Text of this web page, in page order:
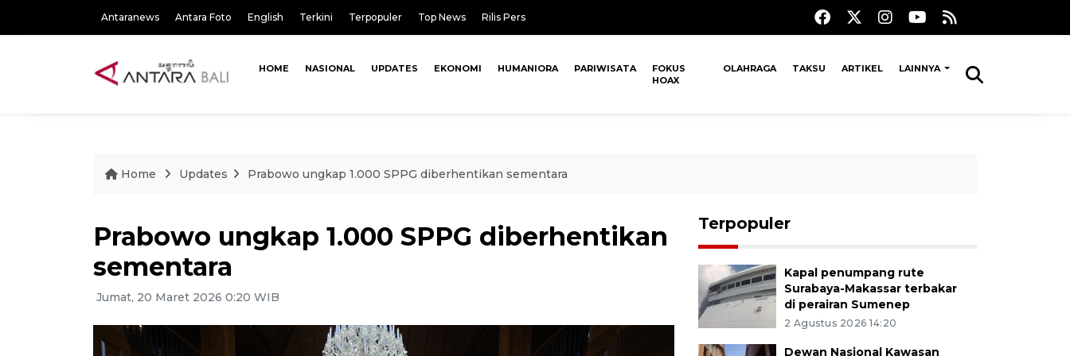
Antaranews Antara Foto English Terkini Terpopuler Top News Rilis Pers
HOME NASIONAL UPDATES EKONOMI HUMANIORA PARIWISATA
FOKUS
HOAX
OLAHRAGA TAKSU ARTIKEL LAINNYA
Home Updates Prabowo ungkap 1.000 SPPG diberhentikan sementara
Prabowo ungkap 1.000 SPPG diberhentikan
sementara
Jumat, 20 Maret 2026 0:20 WIB
Terpopuler
Kapal penumpang rute
Surabaya-Makassar terbakar
di perairan Sumenep
2 Agustus 2026 14:20
Dewan Nasional Kawasan